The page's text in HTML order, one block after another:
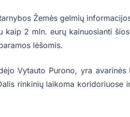
Žemės gelmių
kaip 2 mln. eurų kainuosianti
lėšomis.
Vytauto Purono, yra avarinės
rinkinių laikoma koridoriuose